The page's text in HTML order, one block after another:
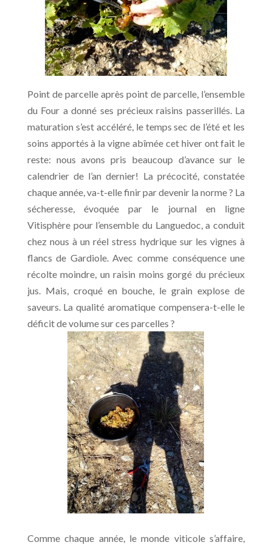
Point de parcelle après point de parcelle, l’ensemble
du Four a donné ses précieux raisins passerillés. La
maturation s’est accéléré, le temps sec de l’été et les
soins apportés à la vigne abîmée cet hiver ont fait le
reste: nous avons pris beaucoup d’avance sur le
calendrier de l’an dernier! La précocité, constatée
chaque année, va-t-elle finir par devenir la norme ? La
sécheresse, évoquée par le journal en ligne
Vitisphère pour l’ensemble du Languedoc, a conduit
chez nous à un réel stress hydrique sur les vignes à
flancs de Gardiole. Avec comme conséquence une
récolte moindre, un raisin moins gorgé du précieux
jus. Mais, croqué en bouche, le grain explose de
saveurs. La qualité aromatique compensera-t-elle le
déficit de volume sur ces parcelles ?
Comme chaque année, le monde viticole s’affaire,